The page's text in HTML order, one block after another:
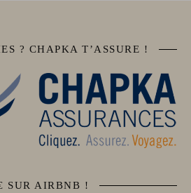
? CHAPKA T’ASSURE !
SUR AIRBNB !